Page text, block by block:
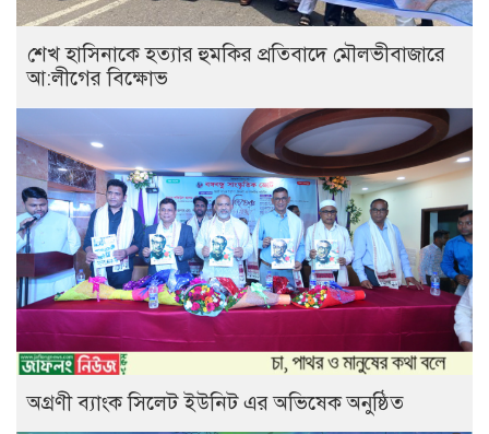
শেখ হাসিনাকে হত্যার হুমকির প্রতিবাদে মৌলভীবাজারে
আ:লীগের বিক্ষোভ
অগ্রণী ব্যাংক সিলেট ইউনিট এর অভিষেক অনুষ্ঠিত